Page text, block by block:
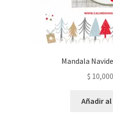
Mandala
$
Añadir